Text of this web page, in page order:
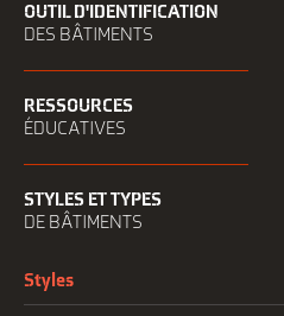
OUTIL D'IDENTIFICATION
DES BÂTIMENTS
RESSOURCES
ÉDUCATIVES
STYLES ET TYPES
DE BÂTIMENTS
Styles